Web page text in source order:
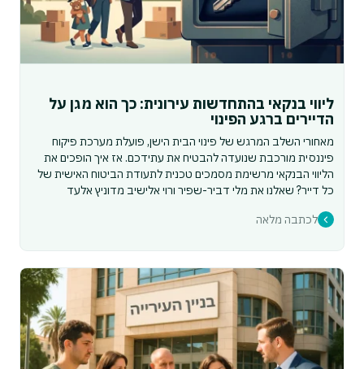
ליווי בנקאי בהתחדשות עירונית: כך הוא מגן על
הדיירים ברגע הפינוי
מאחורי השלב המרגש של פינוי הבית הישן, פועלת מערכת פיקוח
פיננסית מורכבת שנועדה להבטיח את עתידכם. אז איך הופכים את
הליווי הבנקאי מרשימת מסמכים טכנית לתעודת הביטוח האישית של
כל דייר? שאלנו את מלי דביר-שפיר ורוי אלישיב מדוניץ אלעד
לכתבה מלאה